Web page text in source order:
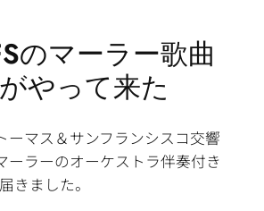
のマーラー歌曲
やって来た
ーマス＆サンフランシスコ交響
ーラーのオーケストラ伴奏付き
きました。